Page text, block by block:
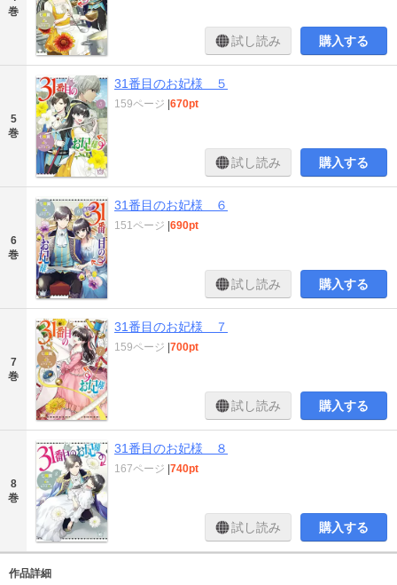
巻
試し読み 購入する
5
巻
31番目のお妃様 ５
159ページ 670pt
試し読み 購入する
6
巻
31番目のお妃様 ６
151ページ 690pt
試し読み 購入する
7
巻
31番目のお妃様 ７
159ページ 700pt
試し読み 購入する
8
巻
31番目のお妃様 ８
167ページ 740pt
試し読み 購入する
作品詳細